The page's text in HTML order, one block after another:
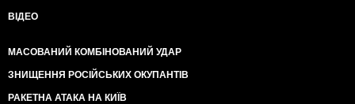
ВІДЕО
МАСОВАНИЙ КОМБІНОВАНИЙ УДАР
ЗНИЩЕННЯ РОСІЙСЬКИХ ОКУПАНТІВ
РАКЕТНА АТАКА НА КИЇВ